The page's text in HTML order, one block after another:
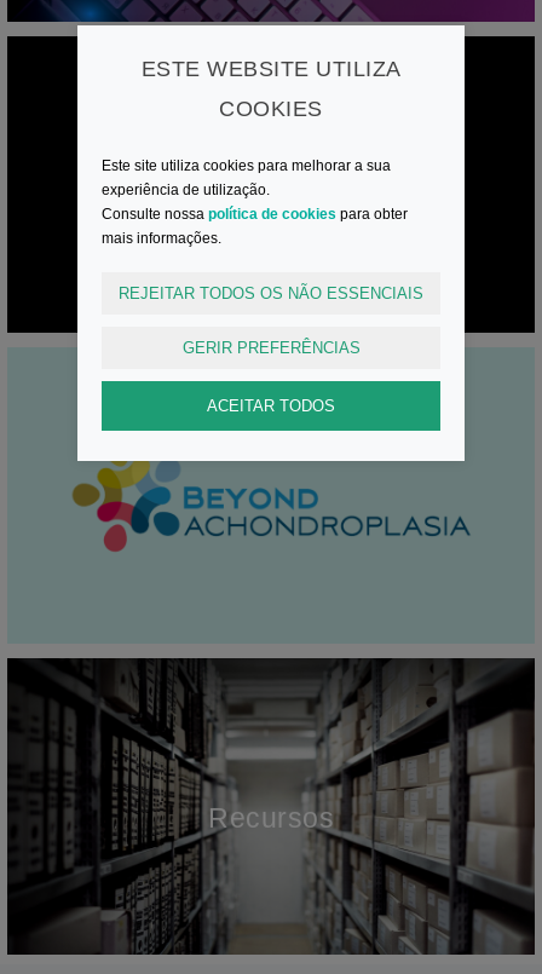
Displasias Ósseas
Recursos
ESTE WEBSITE UTILIZA
COOKIES
Este site utiliza cookies para melhorar a sua
experiência de utilização.
Consulte nossa política de cookies para obter
mais informações.
REJEITAR TODOS OS NÃO ESSENCIAIS
GERIR PREFERÊNCIAS
ACEITAR TODOS